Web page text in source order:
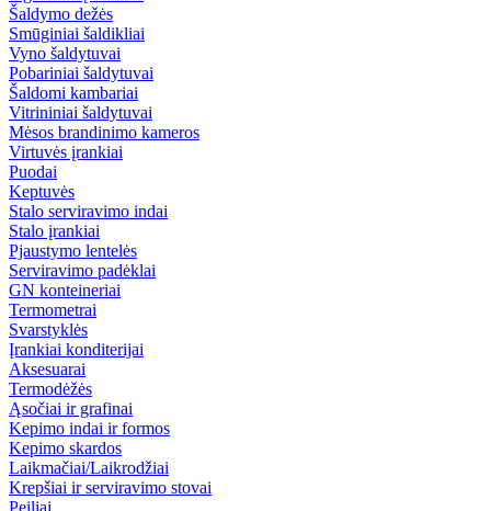
Šaldymo dežės
Smūginiai šaldikliai
Vyno šaldytuvai
Pobariniai šaldytuvai
Šaldomi kambariai
Vitrininiai šaldytuvai
Mėsos brandinimo kameros
Virtuvės įrankiai
Puodai
Keptuvės
Stalo serviravimo indai
Stalo įrankiai
Pjaustymo lentelės
Serviravimo padėklai
GN konteineriai
Termometrai
Svarstyklės
Įrankiai konditerijai
Aksesuarai
Termodėžės
Ąsočiai ir grafinai
Kepimo indai ir formos
Kepimo skardos
Laikmačiai/Laikrodžiai
Krepšiai ir serviravimo stovai
Peiliai